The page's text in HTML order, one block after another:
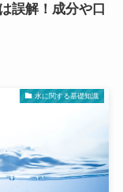
誤解！成分や口
水に関する基礎知識